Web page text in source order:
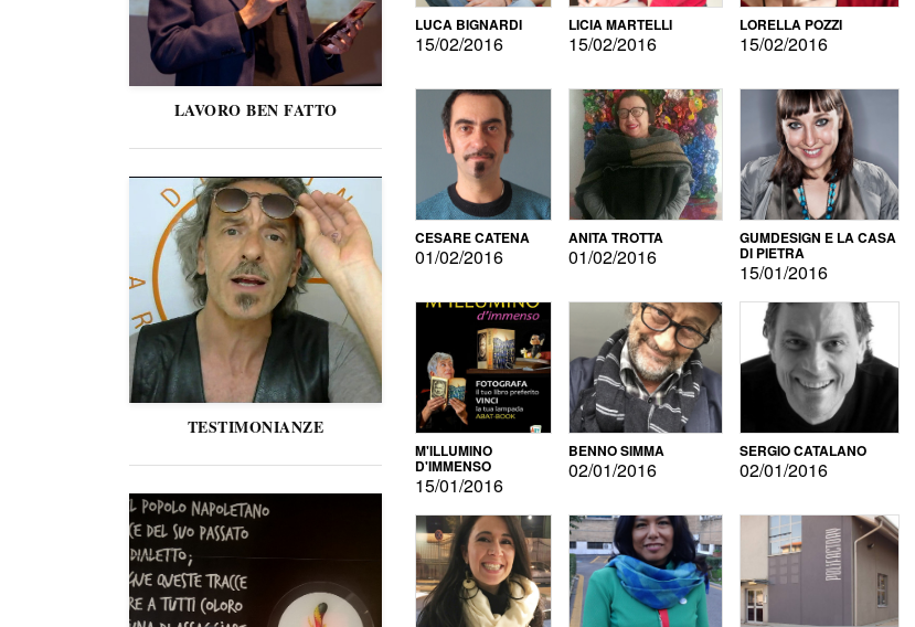
LAVORO BEN FATTO
TESTIMONIANZE
LUCA BIGNARDI
15/02/2016
LICIA MARTELLI
15/02/2016
LORELLA POZZI
15/02/2016
CESARE CATENA
01/02/2016
ANITA TROTTA
01/02/2016
GUMDESIGN E LA CASA
DI PIETRA
15/01/2016
M'ILLUMINO
D'IMMENSO
15/01/2016
BENNO SIMMA
02/01/2016
SERGIO CATALANO
02/01/2016